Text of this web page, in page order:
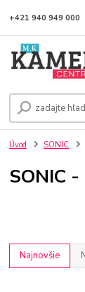
+421 940 949 000
Úvod SONIC
SONIC
Najnovšie